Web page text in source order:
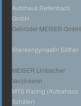
Autohaus Reitenbach
GmbH
Gebrüder MEISER GmbH
Krankengymastin Söther
MEISER Limbacher
Verzinkerei
MTS Racing (Autoahaus
Schäfer)